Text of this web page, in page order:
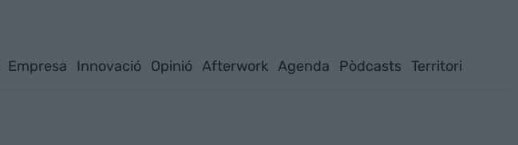
Empresa Innovació Opinió Afterwork Agenda Pòdcasts Territori